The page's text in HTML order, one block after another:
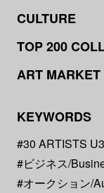
CULTURE
TOP 200
ART MARKET
KEYWORDS
#30 ARTISTS
#ビジネス/
#オークション/